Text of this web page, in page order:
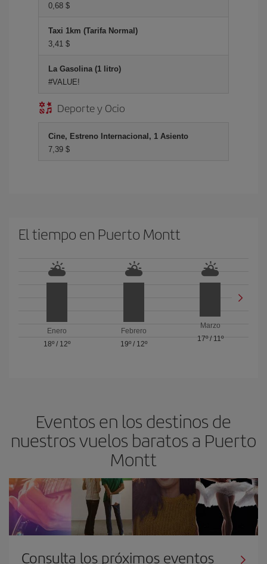
0,68 $
Taxi 1km (Tarifa Normal)
3,41 $
La Gasolina (1 litro)
#VALUE!
Deporte y Ocio
Cine, Estreno Internacional, 1 Asiento
7,39 $
El tiempo en Puerto Montt
Enero
18º/ 12º
Febrero
19º/ 12º
Marzo
17º/ 11º
Eventos en los destinos de
nuestros vuelos baratos a Puerto
Montt
Consulta los próximos eventos